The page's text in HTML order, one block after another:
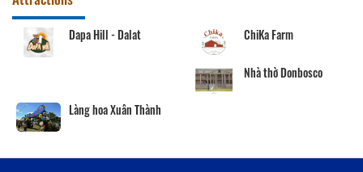
Dapa Hill - Dalat ChiKa Farm
Nhà thờ Donbosco
Làng hoa Xuân Thành